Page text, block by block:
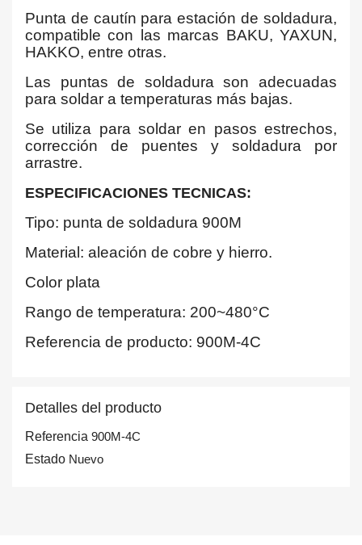
Punta de cautín para estación de soldadura,
compatible con las marcas BAKU, YAXUN,
HAKKO, entre otras.
Las puntas de soldadura son adecuadas
para soldar a temperaturas más bajas.
Se utiliza para soldar en pasos estrechos,
corrección de puentes y soldadura por
arrastre.
ESPECIFICACIONES TECNICAS:
Tipo: punta de soldadura 900M
Material: aleación de cobre y hierro.
Color plata
Rango de temperatura: 200~480°C
Referencia de producto: 900M-4C
Detalles del producto
Referencia 900M-4C
Estado Nuevo